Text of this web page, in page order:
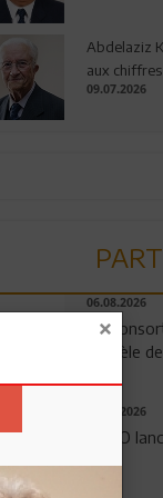
Abdelaziz
aux
09.07.2026
06.08.2026
Un
modèle
04.08.2026
OPPO